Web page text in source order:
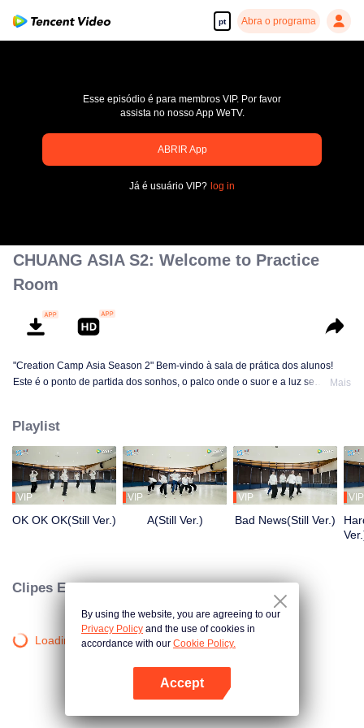
pt Abra o programa
Abra o programa
pay limit
Código de erro: 70013083.-1-b960046036332a976cf3bc34db3244bd
Esse episódio é para membros VIP. Por favor
assista no nosso App WeTV.
ABRIR App
Já é usuário VIP? log in
CHUANG ASIA S2: Welcome to Practice
Room
"Creation Camp Asia Season 2" Bem-vindo à sala de prática dos alunos!
Este é o ponto de partida dos sonhos, o palco onde o suor e a luz se
do desconhecimento à proficiência, cada passo é uma transformação. Quer
conhecer suas histórias de sala de prática?
Mais
Playlist
VIP
OK OK OK(Still Ver.)
VIP
A(Still Ver.)
VIP
Bad News(Still Ver.)
VIP
Clipes Exclusivos
Loading…
By using the website, you are agreeing to our
Privacy Policy and the use of cookies in
accordance with our Cookie Policy.
Accept